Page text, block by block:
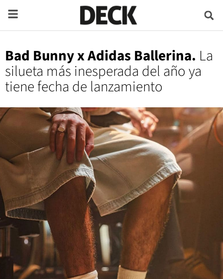
Bad Bunny x Adidas Ballerina. La
silueta más inesperada del año ya
tiene fecha de lanzamiento